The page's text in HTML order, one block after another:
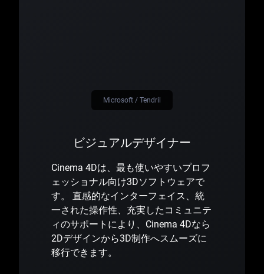
ビジュアルデザイナー
Cinema 4Dは、最も使いやすいプロフ
ェッショナル向け3Dソフトウェアで
す。 直感的なインターフェイス、統
一された操作性、充実したコミュニテ
ィのサポートにより、Cinema 4Dなら
2Dデザインから3D制作へスムーズに
移行できます。
Microsoft / Tendril